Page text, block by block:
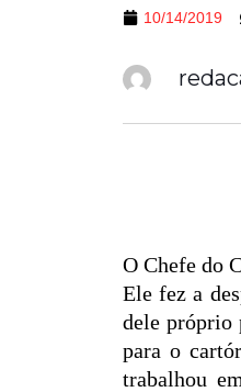
10/14/2019
O Chefe do
Ele fez a
dele próprio
para o
trabalhou